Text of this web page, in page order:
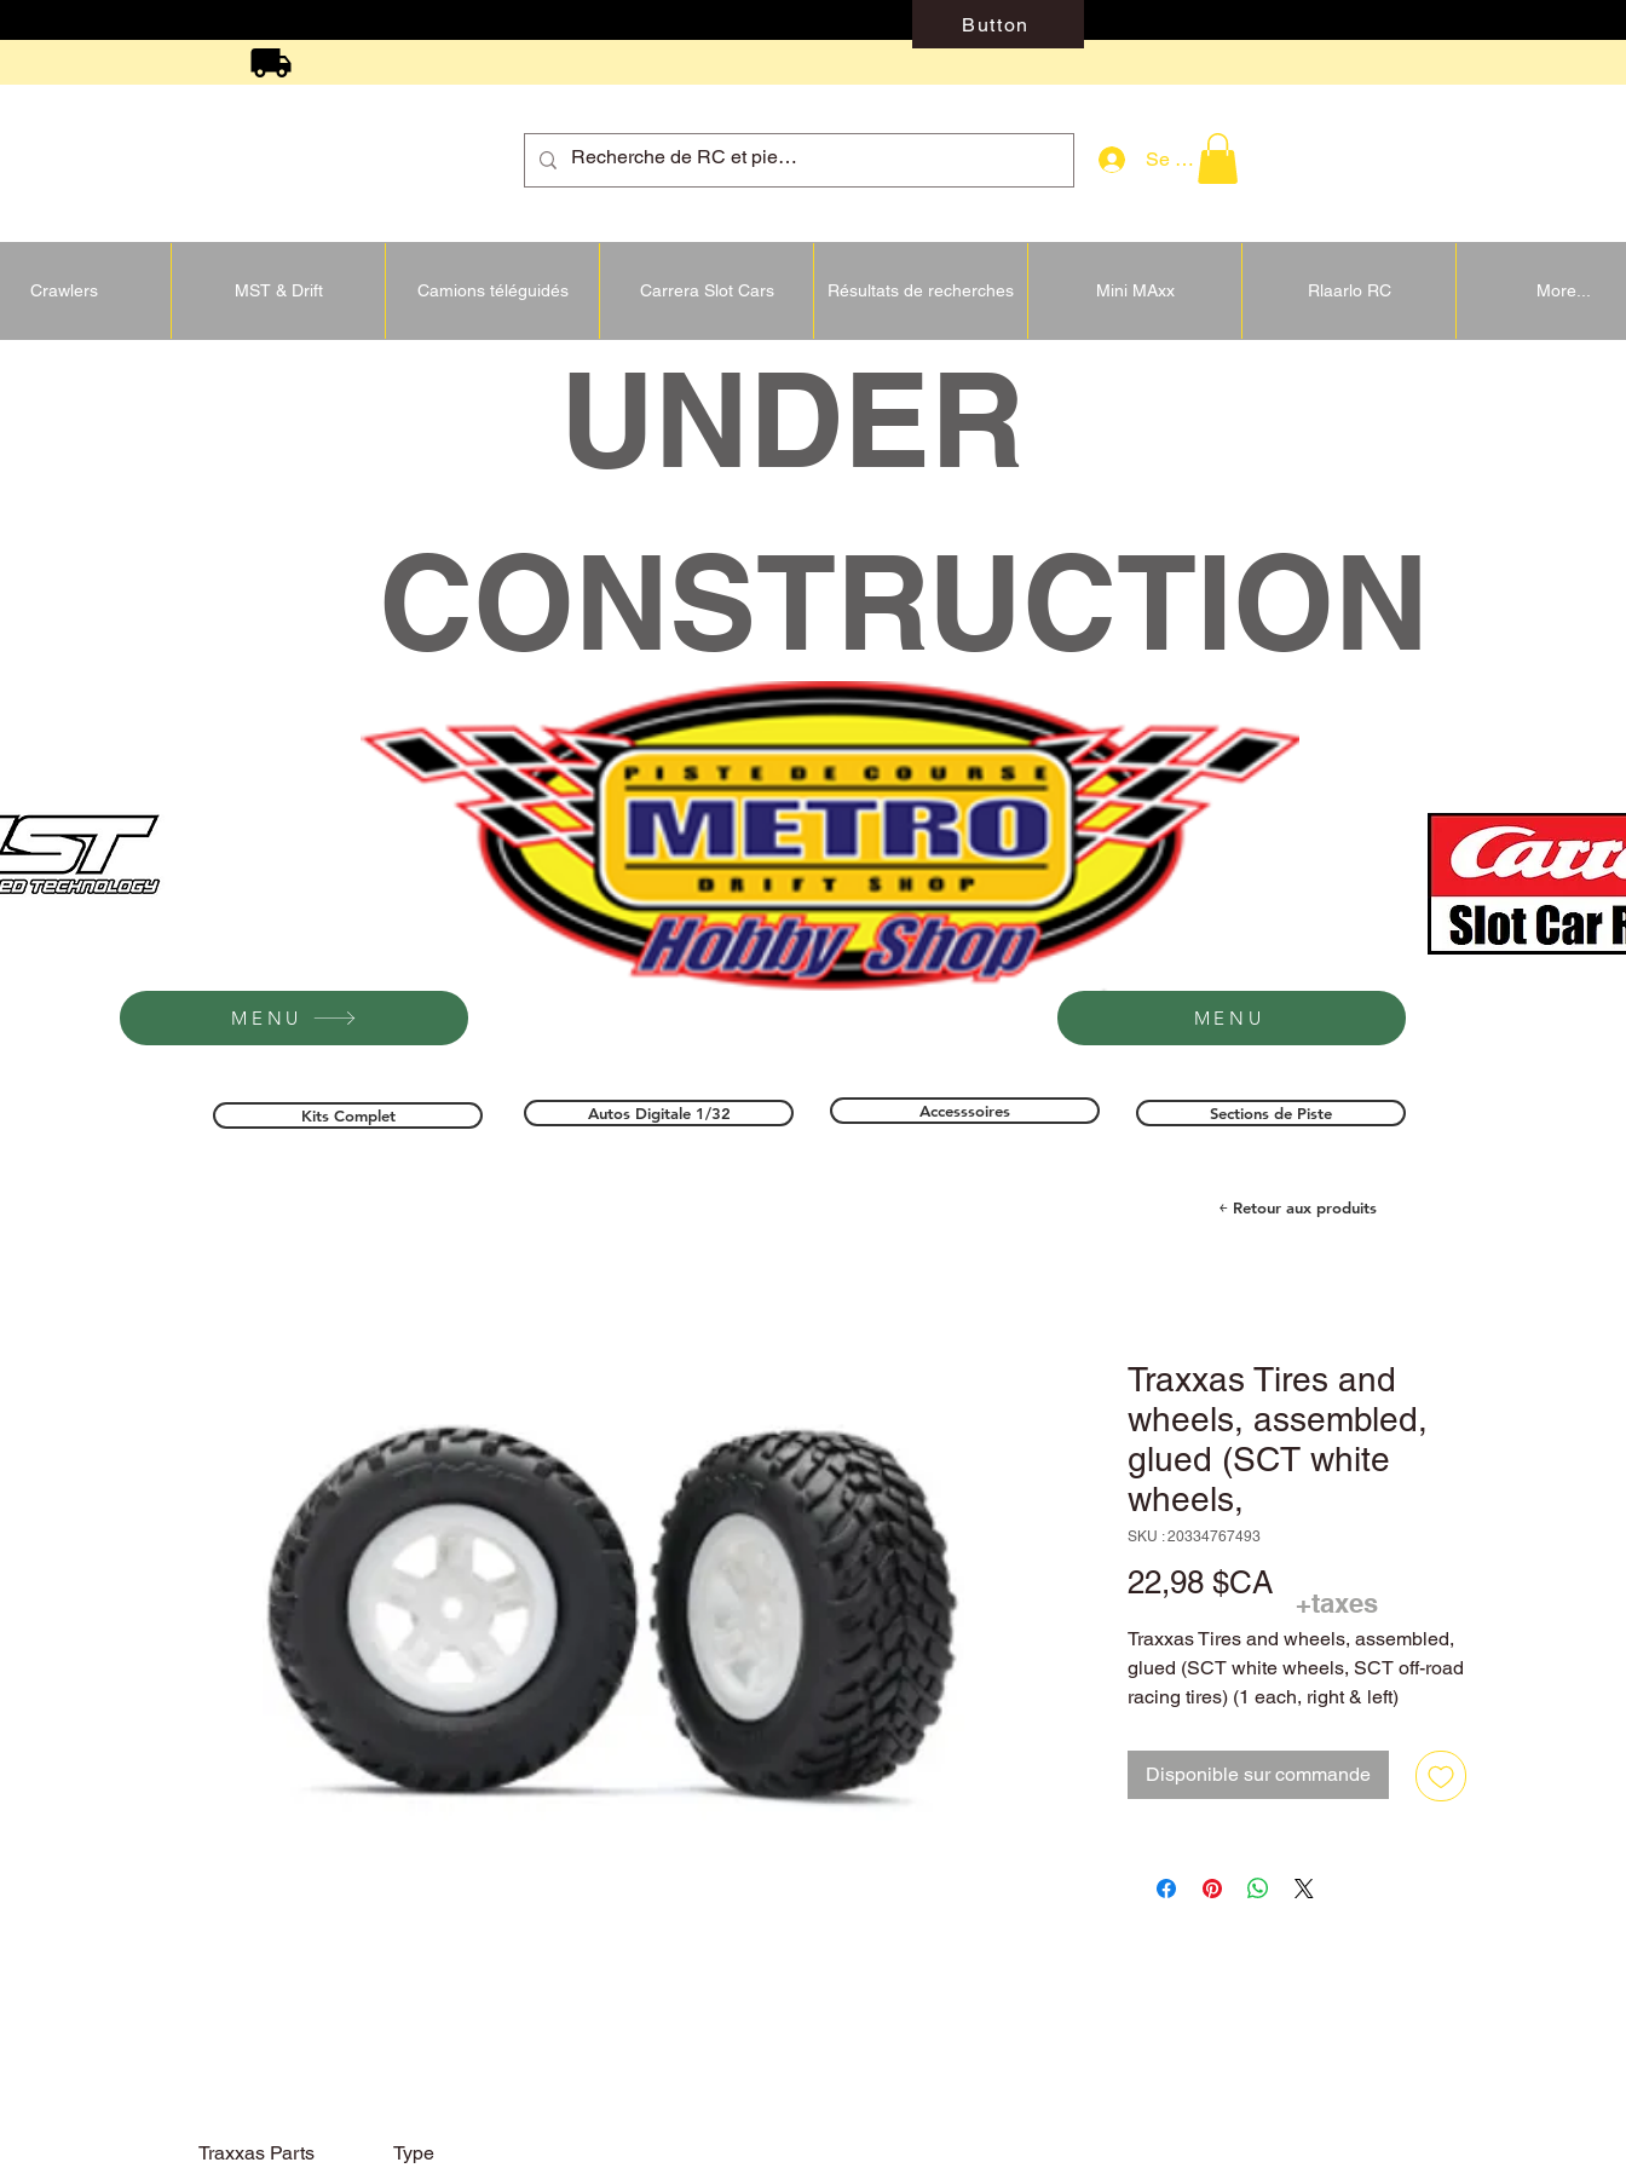
Button
Se connecter
Crawlers MST & Drift Camions téléguidés Carrera Slot Cars Résultats de recherches Mini MAxx Rlaarlo RC More...
UNDER
CONSTRUCTION
MENU MENU
Kits Complet Autos Digitale 1/32 Accesssoires Sections de Piste
Traxxas Tires and
wheels, assembled,
glued (SCT white
wheels,
SKU : 20334767493
22,98 $CAPrix
Traxxas Tires and wheels, assembled,
glued (SCT white wheels, SCT off-road
racing tires) (1 each, right & left)
Disponible sur commande
Traxxas Parts Type
+taxes
￩ Retour aux produits